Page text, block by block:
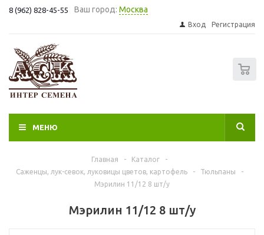
8 (962) 828-45-55 Ваш город: Москва
Вход Регистрация
МЕНЮ
Главная - Каталог
-
Саженцы, лук-севок, луковицы цветов, картофель
- Тюльпаны
-
Мэрилин 11/12 8 шт/у
Мэрилин 11/12 8 шт/у